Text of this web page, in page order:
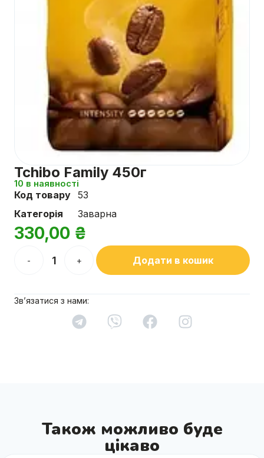
Tchibo Family 450г
10 в наявності
Код товару 53
Категорія
Заварна
330,00 ₴
- + Додати в кошик
Зв’язатися з нами:
Також можливо буде
цікаво